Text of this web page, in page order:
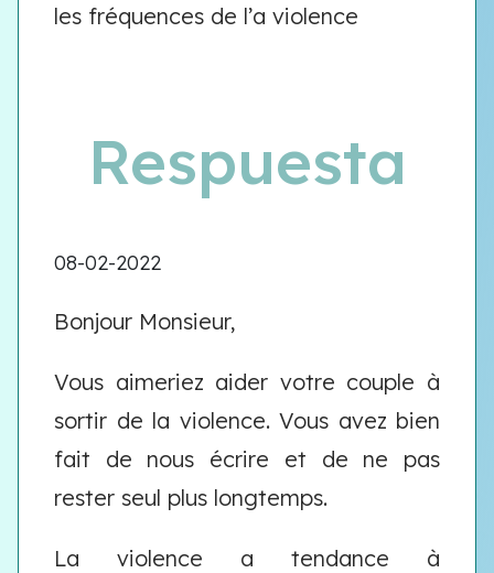
les fréquences de l’a violence
Respuesta
08-02-2022
Bonjour Monsieur,
Vous aimeriez aider votre couple à
sortir de la violence. Vous avez bien
fait de nous écrire et de ne pas
rester seul plus longtemps.
La violence a tendance à